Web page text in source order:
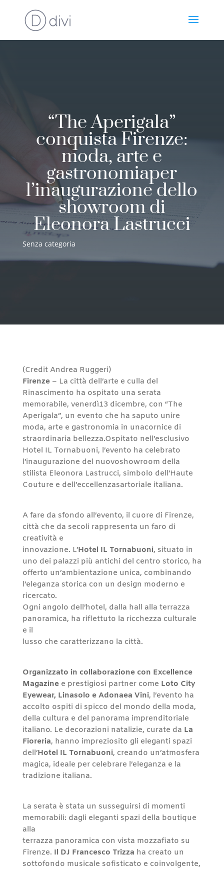
“The Aperigala”
conquista Firenze:
moda, arte e
gastronomiaper
l’inaugurazione dello
showroom di
Eleonora Lastrucci
Senza categoria
(Credit Andrea Ruggeri)
Firenze – La città dell’arte e culla del
Rinascimento ha ospitato una serata
memorabile, venerdì13 dicembre, con “The
Aperigala”, un evento che ha saputo unire
moda, arte e gastronomia in unacornice di
straordinaria bellezza.Ospitato nell’esclusivo
Hotel IL Tornabuoni, l’evento ha celebrato
l’inaugurazione del nuovoshowroom della
stilista Eleonora Lastrucci, simbolo dell’Haute
Couture e dell’eccellenzasartoriale italiana.
A fare da sfondo all’evento, il cuore di Firenze,
città che da secoli rappresenta un faro di
creatività e
innovazione. L’Hotel IL Tornabuoni, situato in
uno dei palazzi più antichi del centro storico, ha
offerto un’ambientazione unica, combinando
l’eleganza storica con un design moderno e
ricercato.
Ogni angolo dell’hotel, dalla hall alla terrazza
panoramica, ha riflettuto la ricchezza culturale
e il
lusso che caratterizzano la città.
Organizzato in collaborazione con Excellence
Magazinee prestigiosi partner come Loto City
Eyewear, Linasolo e Adonaea Vini, l’evento ha
accolto ospiti di spicco del mondo della moda,
della cultura e del panorama imprenditoriale
italiano. Le decorazioni natalizie, curate da La
Fioreria, hanno impreziosito gli eleganti spazi
dell’Hotel IL Tornabuoni, creando un’atmosfera
magica, ideale per celebrare l’eleganza e la
tradizione italiana.
La serata è stata un susseguirsi di momenti
memorabili: dagli eleganti spazi della boutique
alla
terrazza panoramica con vista mozzafiato su
Firenze. Il DJ Francesco Trizza ha creato un
sottofondo musicale sofisticato e coinvolgente,